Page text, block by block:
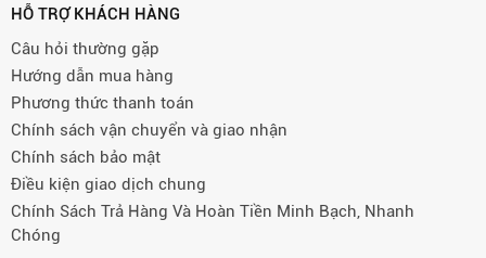
HỖ TRỢ KHÁCH HÀNG
Câu hỏi thường gặp
Hướng dẫn mua hàng
Phương thức thanh toán
Chính sách vận chuyển và giao nhận
Chính sách bảo mật
Điều kiện giao dịch chung
Chính Sách Trả Hàng Và Hoàn Tiền Minh Bạch, Nhanh
Chóng